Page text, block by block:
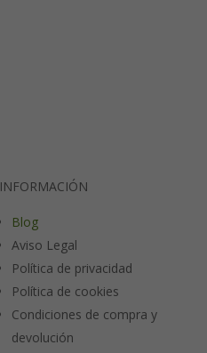
INFORMACIÓN
Blog
Aviso Legal
Política de privacidad
Política de cookies
Condiciones de compra y
devolución